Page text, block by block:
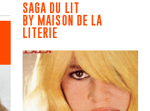
SAGA DU LIT
BY MAISON DE LA
LITERIE